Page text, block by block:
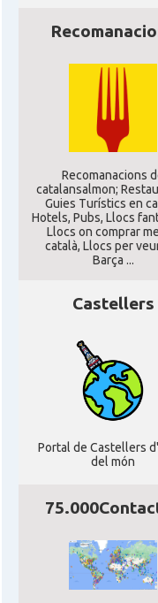
* +
Recomanacions
catalansalmon;
Guies Turístics en
Hotels, Pubs, Llocs
Llocs on comprar
català, Llocs per
Barça ...
Castellers
Portal de Castellers
del món